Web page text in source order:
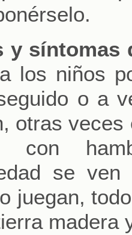
y síntomas
los niños
o a
otras
con
se
juegan,
madera